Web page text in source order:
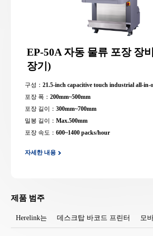
제품 범주
Herelink는 데스크탑 바코드 프린터 모
EP-50A 자동 물류 포장 장
장기)
구성：21.5-inch capacitive touch industrial all-in-
포장 폭：200mm~500mm
포장 길이：300mm~700mm
밀봉 길이：Max.500mm
포장 속도：600~1400 packs/hour
자세한 내용